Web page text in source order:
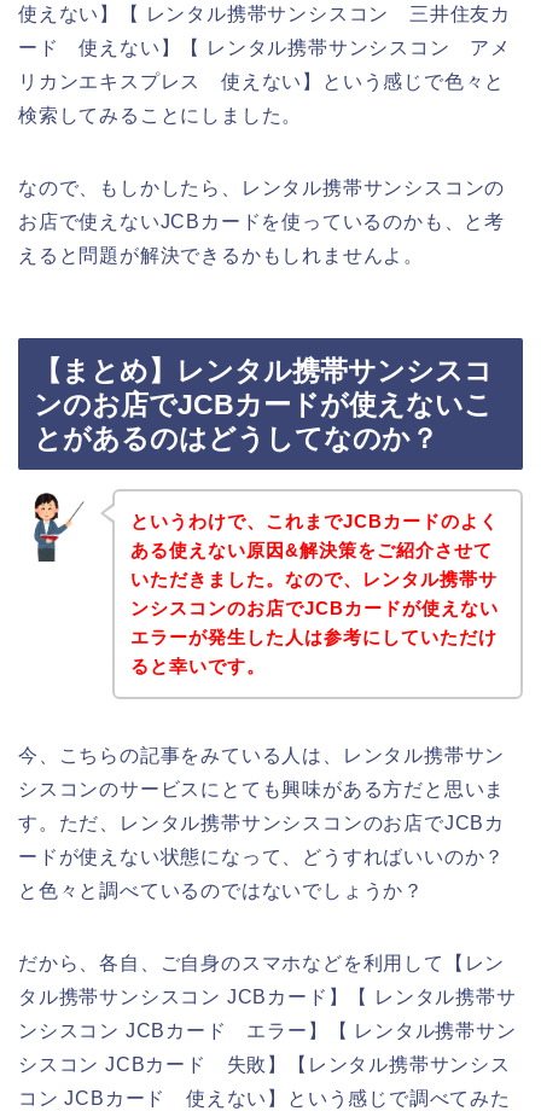
使えない】【 レンタル携帯サンシスコン 三井住友カ
ード 使えない】【 レンタル携帯サンシスコン アメ
リカンエキスプレス 使えない】という感じで色々と
検索してみることにしました。
なので、もしかしたら、レンタル携帯サンシスコンの
お店で使えないJCBカードを使っているのかも、と考
えると問題が解決できるかもしれませんよ。
【まとめ】レンタル携帯サンシスコ
ンのお店でJCBカードが使えないこ
とがあるのはどうしてなのか？
というわけで、これまでJCBカードのよく
ある使えない原因&解決策をご紹介させて
いただきました。なので、レンタル携帯サ
ンシスコンのお店でJCBカードが使えない
エラーが発生した人は参考にしていただけ
ると幸いです。
今、こちらの記事をみている人は、レンタル携帯サン
シスコンのサービスにとても興味がある方だと思いま
す。ただ、レンタル携帯サンシスコンのお店でJCBカ
ードが使えない状態になって、どうすればいいのか？
と色々と調べているのではないでしょうか？
だから、各自、ご自身のスマホなどを利用して【レン
タル携帯サンシスコン JCBカード】【 レンタル携帯サ
ンシスコン JCBカード エラー】【 レンタル携帯サン
シスコン JCBカード 失敗】【レンタル携帯サンシス
コン JCBカード 使えない】という感じで調べてみた